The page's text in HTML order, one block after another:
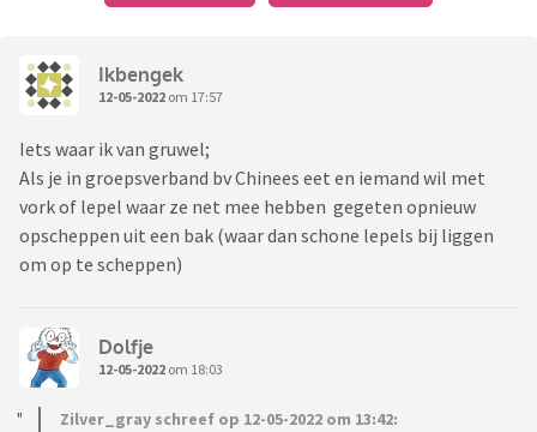
Ikbengek
12-05-2022 om 17:57
Iets waar ik van gruwel;
Als je in groepsverband bv Chinees eet en iemand wil met
vork of lepel waar ze net mee hebben gegeten opnieuw
opscheppen uit een bak (waar dan schone lepels bij liggen
om op te scheppen)
Dolfje
12-05-2022 om 18:03
Zilver_gray schreef op 12-05-2022 om 13:42: